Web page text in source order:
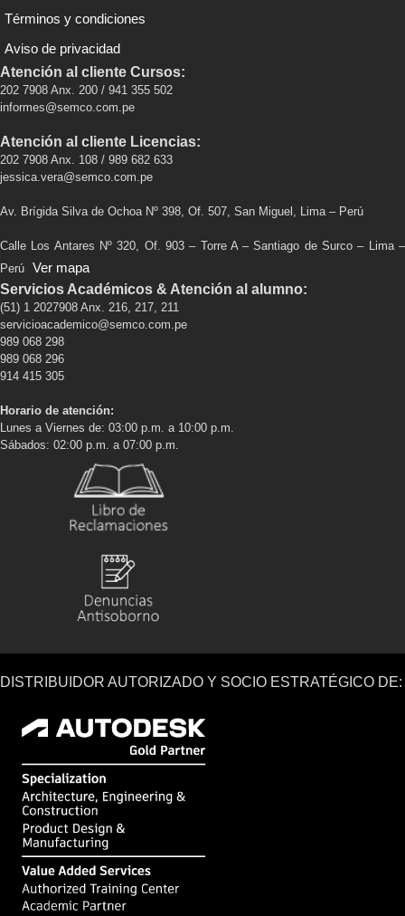
Términos y condiciones
Aviso de privacidad
Atención al cliente Cursos:
202 7908 Anx. 200 / 941 355 502
informes@semco.com.pe
Atención al cliente Licencias:
202 7908 Anx. 108 / 989 682 633
jessica.vera@semco.com.pe
Av. Brígida Silva de Ochoa Nº 398, Of. 507, San Miguel, Lima – Perú
Calle Los Antares Nº 320, Of. 903 – Torre A – Santiago de Surco – Lima –
Perú Ver mapa
Servicios Académicos & Atención al alumno:
(51) 1 2027908 Anx. 216, 217, 211
servicioacademico@semco.com.pe
989 068 298
989 068 296
914 415 305
Horario de atención:
Lunes a Viernes de: 03:00 p.m. a 10:00 p.m.
Sábados: 02:00 p.m. a 07:00 p.m.
DISTRIBUIDOR AUTORIZADO Y SOCIO ESTRATÉGICO DE: